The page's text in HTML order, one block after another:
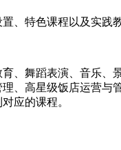
、特色课程以及实践
、舞蹈表演、音乐、
、高星级饭店运营与
应的课程。